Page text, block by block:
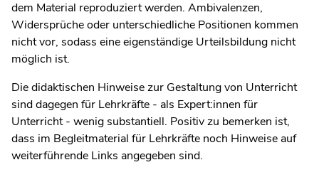
dem Material reproduziert werden. Ambivalenzen,
Widersprüche oder unterschiedliche Positionen kommen
nicht vor, sodass eine eigenständige Urteilsbildung nicht
möglich ist.
Die didaktischen Hinweise zur Gestaltung von Unterricht
sind dagegen für Lehrkräfte - als Expert:innen für
Unterricht - wenig substantiell. Positiv zu bemerken ist,
dass im Begleitmaterial für Lehrkräfte noch Hinweise auf
weiterführende Links angegeben sind.